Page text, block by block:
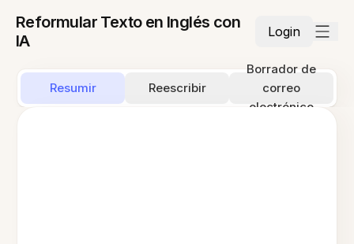
Reformular Texto en Inglés con
IA
Login
Resumir Reescribir
Borrador de
correo
electrónico